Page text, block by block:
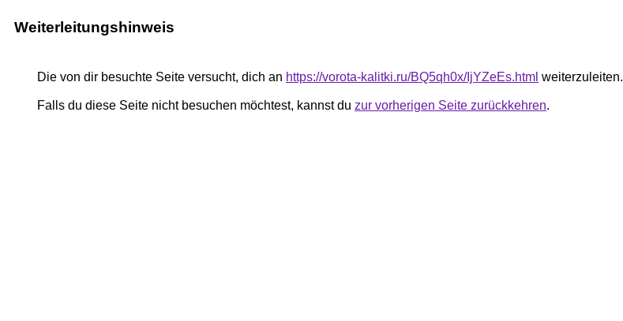
Weiterleitungshinweis
Die von dir besuchte Seite versucht, dich an https://vorota-kalitki.ru/BQ5qh0x/IjYZeEs.html weiterzuleiten.
Falls du diese Seite nicht besuchen möchtest, kannst du zur vorherigen Seite zurückkehren.